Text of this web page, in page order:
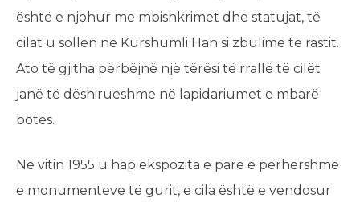
është e njohur me mbishkrimet dhe statujat, të
cilat u sollën në Kurshumli Han si zbulime të rastit.
Ato të gjitha përbëjnë një tërësi të rrallë të cilët
janë të dëshirueshme në lapidariumet e mbarë
botës.
Në vitin 1955 u hap ekspozita e parë e përhershme
e monumenteve të gurit, e cila është e vendosur